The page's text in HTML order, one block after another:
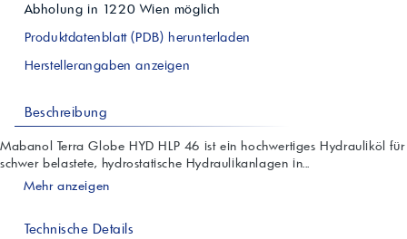
Abholung in 1220 Wien möglich
Produktdatenblatt (PDB) herunterladen
Herstellerangaben anzeigen
Beschreibung
Mabanol Terra Globe HYD HLP 46 ist ein hochwertiges Hydrauliköl für
schwer belastete, hydrostatische Hydraulikanlagen in...
Mehr anzeigen
Technische Details